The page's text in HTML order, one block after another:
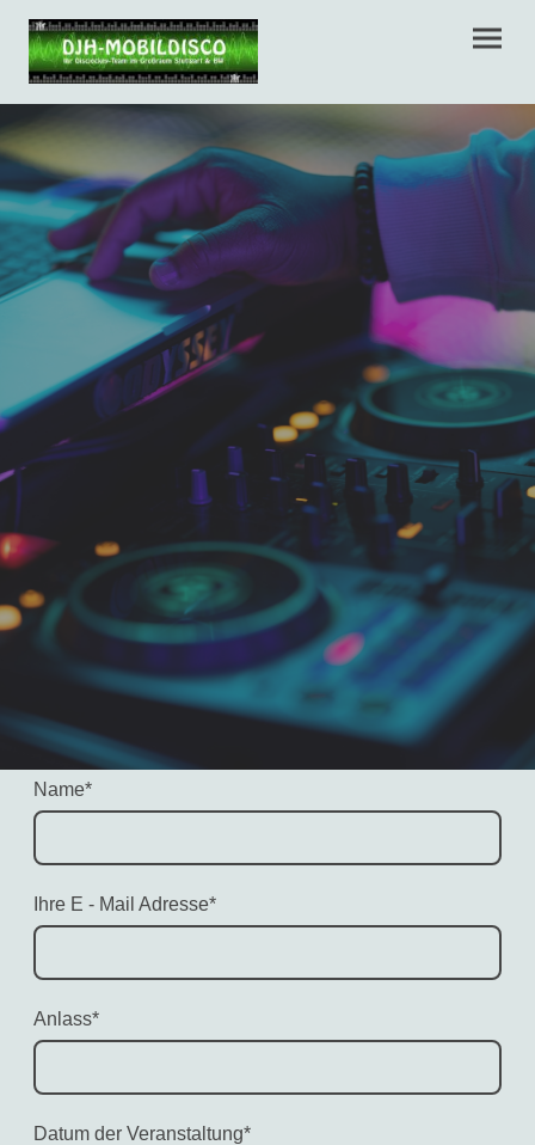
Name*
Ihre E - Mail Adresse*
Anlass*
Datum der Veranstaltung*